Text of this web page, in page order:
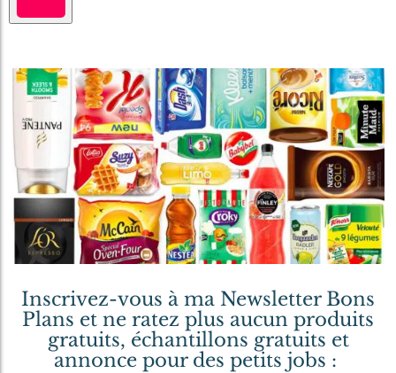
Inscrivez-vous à ma Newsletter Bons
Plans et ne ratez plus aucun produits
gratuits, échantillons gratuits et
annonce pour des petits jobs :